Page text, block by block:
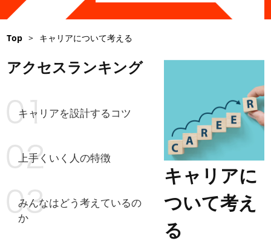
Top > キャリアについて考える
キャリアに
ついて考え
る
アクセスランキング
キャリアを設計するコツ
上手くいく人の特徴
みんなはどう考えているの
か